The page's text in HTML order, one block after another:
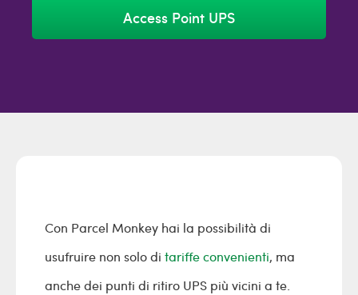
Access Point UPS
Con Parcel Monkey hai la possibilità di
usufruire non solo di tariffe convenienti, ma
anche dei punti di ritiro UPS più vicini a te.